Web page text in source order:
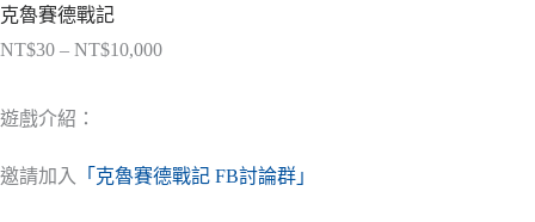
克魯賽德戰記
NT$30 – NT$10,000價
NT$30
到
遊戲介紹：
邀請加入 「克魯賽德戰記 FB討論群」